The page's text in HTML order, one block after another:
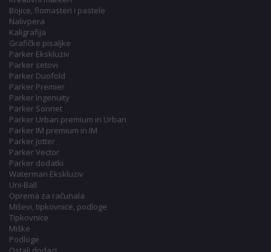
Bojice, flomasteri i pastele
Nalivpera
Kaligrafija
Grafičke pisaljke
Parker Ekskluziv
Parker setovi
Parker Duofold
Parker Premier
Parker Ingenuity
Parker Sonnet
Parker Urban premium in Urban
Parker IM premium in IM
Parker Jotter
Parker Vector
Parker dodatki
Waterman Ekskluziv
Uni-Ball
Oprema za računala
Miševi, tipkovnice, podloge
Tipkovnice
Miške
Podloge